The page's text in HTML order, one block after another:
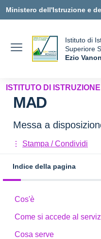
Ministero dell'Istruzione e
Istituto di
Superiore
Ezio
ISTITUTO DI
MAD
Messa a
Stampa / Condividi
Indice della pagina
Cos'è
Come si accede al
Cosa serve